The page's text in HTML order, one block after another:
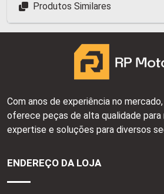
Produtos Similares
Com anos de experiência no
oferece peças de alta qualidade
expertise e soluções para diversos
ENDEREÇO DA LOJA